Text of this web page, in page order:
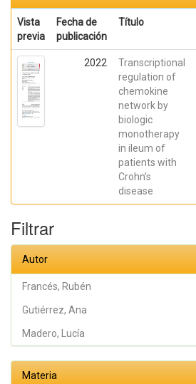
Vista
previa
Fecha de
publicación
Título
2022
Transcriptional
regulation of
chemokine
network by
biologic
monotherapy
in ileum of
patients with
Crohn’s
disease
Filtrar
Autor
Francés, Rubén
Gutiérrez, Ana
Madero, Lucía
Materia